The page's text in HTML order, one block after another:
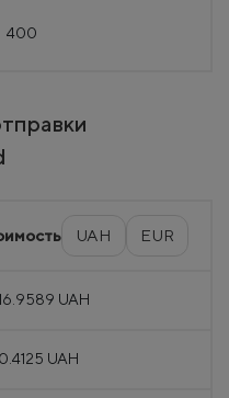
400
UAH EUR
UAH
UAH